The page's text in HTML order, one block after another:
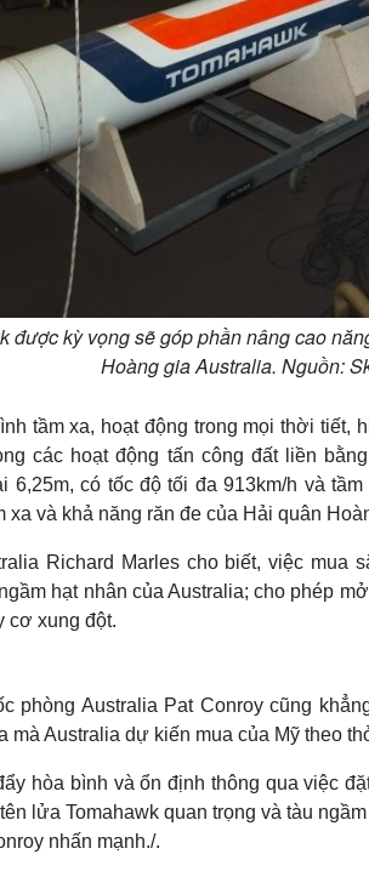
được kỳ vọng sẽ góp phần nâng cao
Hoàng gia Australia. Nguồn:
tầm xa, hoạt động trong mọi thời
các hoạt động tấn công đất liền
6,25m, có tốc độ tối đa 913km/h và
và khả năng răn đe của Hải quân
Richard Marles cho biết, việc mua
hạt nhân của Australia; cho phép
cơ xung đột.
phòng Australia Pat Conroy cũng
mà Australia dự kiến mua của Mỹ theo
hòa bình và ổn định thông qua việc
lửa Tomahawk quan trọng và tàu
nhấn mạnh./.